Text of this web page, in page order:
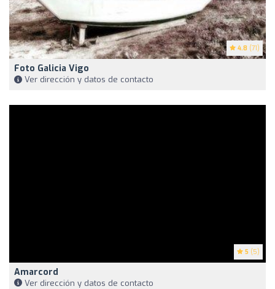
4.8 (71)
Foto Galicia Vigo
Ver dirección y datos de contacto
5 (5)
Amarcord
Ver dirección y datos de contacto